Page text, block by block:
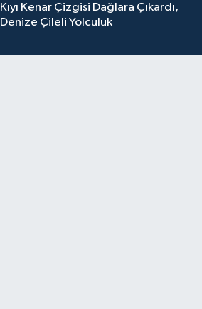
Kıyı Kenar Çizgisi Dağlara Çıkardı,
Denize Çileli Yolculuk